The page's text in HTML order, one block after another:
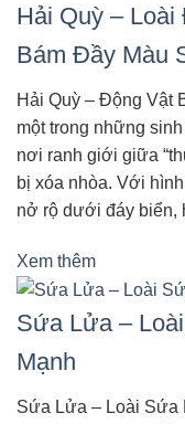
Hải Quỳ –
Bám Đầy Màu
Hải Quỳ – Động Vật
một trong những
nơi ranh giới giữa
bị xóa nhòa. Với
nở rộ dưới đáy biển,
Xem thêm
Sứa Lửa –
Mạnh
Sứa Lửa – Loài Sứa